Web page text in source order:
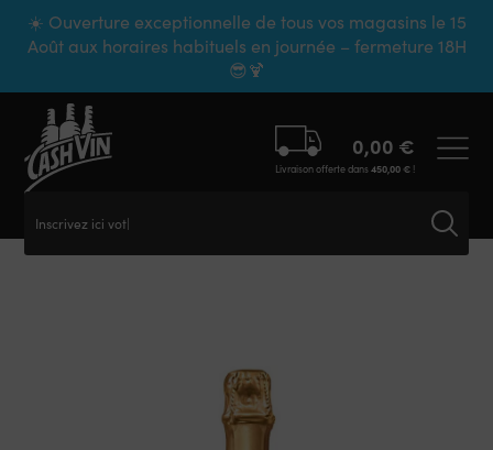
☀️ Ouverture exceptionnelle de tous vos magasins le 15
Août aux horaires habituels en journée – fermeture 18H
😎🍹
Inscrivez ici votre
0,00 €
Livraison offerte dans450,00 €!
Panneau de gestion des cookies